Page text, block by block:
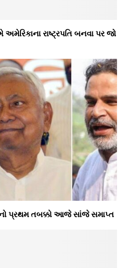
રાષ્ટ્રપતિ બનવા પર જો
પ્રથમ તબક્કો આજે સાંજે સમાપ્ત